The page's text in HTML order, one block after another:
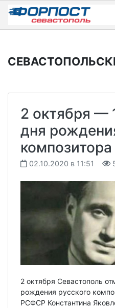
Skip
content
2 октября —
дня
02.10.2020 в 11:51
2 октября Севастополь
рождения русского
РСФСР Константина